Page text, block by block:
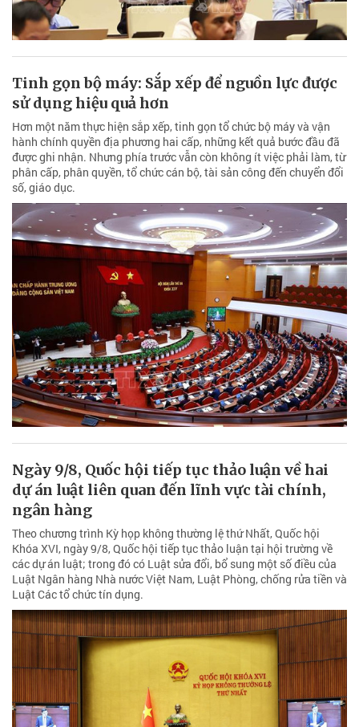
Tinh gọn bộ máy: Sắp xếp để nguồn lực được
sử dụng hiệu quả hơn
Hơn một năm thực hiện sắp xếp, tinh gọn tổ chức bộ máy và vận
hành chính quyền địa phương hai cấp, những kết quả bước đầu đã
được ghi nhận. Nhưng phía trước vẫn còn không ít việc phải làm, từ
phân cấp, phân quyền, tổ chức cán bộ, tài sản công đến chuyển đổi
số, giáo dục.
Ngày 9/8, Quốc hội tiếp tục thảo luận về hai
dự án luật liên quan đến lĩnh vực tài chính,
ngân hàng
Theo chương trình Kỳ họp không thường lệ thứ Nhất, Quốc hội
Khóa XVI, ngày 9/8, Quốc hội tiếp tục thảo luận tại hội trường về
các dự án luật; trong đó có Luật sửa đổi, bổ sung một số điều của
Luật Ngân hàng Nhà nước Việt Nam, Luật Phòng, chống rửa tiền và
Luật Các tổ chức tín dụng.